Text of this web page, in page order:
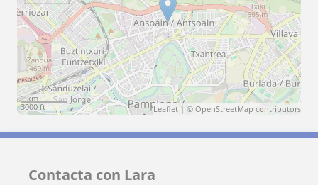
1 km
3000 ft
Leaflet | © OpenStreetMap contributors
Contacta con Lara